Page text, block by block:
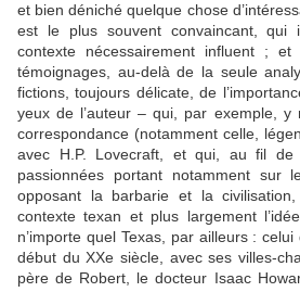
et bien déniché quelque chose
est le plus souvent convaincant, qui
contexte nécessairement influent ;
témoignages, au-delà de la seule
fictions, toujours délicate, de
yeux de l’auteur – qui, par exemple, y
correspondance (notamment celle,
avec H.P. Lovecraft, et qui, au fil de
passionnées portant notamment sur
opposant la barbarie et la
contexte texan et plus largement
n’importe quel Texas, par ailleurs :
début du XXe siècle, avec ses villes-
père de Robert, le docteur Isaac